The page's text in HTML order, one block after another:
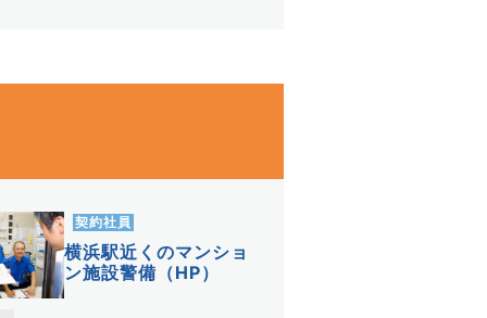
契約社員
横浜駅近くのマンショ
ン施設警備（HP）